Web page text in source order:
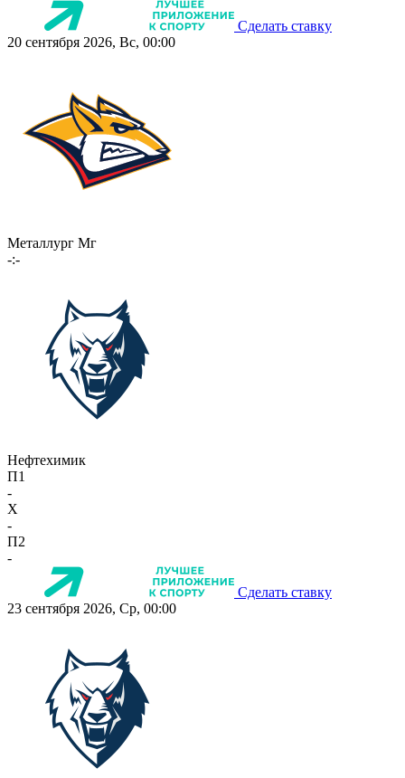
Сделать ставку
20 сентября 2026, Вс, 00:00
Металлург Мг
-:-
Нефтехимик
П1
-
X
-
П2
-
Сделать ставку
23 сентября 2026, Ср, 00:00